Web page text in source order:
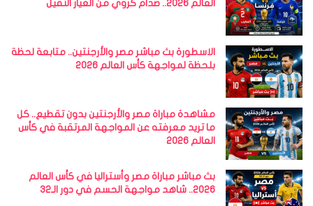
العالم 2026.. صدام كروي من العيار الثقيل
الاسطورة بث مباشر مصر والأرجنتين.. متابعة لحظة
بلحظة لمواجهة كأس العالم 2026
مشاهدة مباراة مصر والأرجنتين بدون تقطيع.. كل
ما تريد معرفته عن المواجهة المرتقبة في كأس
العالم 2026
بث مباشر مباراة مصر وأستراليا في كأس العالم
2026.. شاهد مواجهة الحسم في دور الـ32